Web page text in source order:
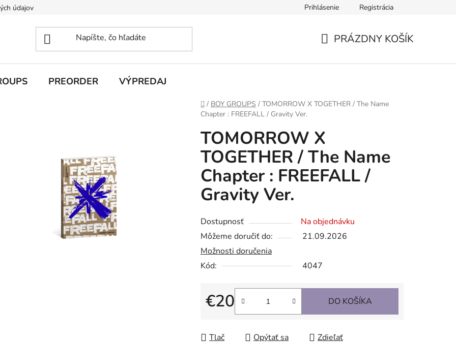
údajov Prihlásenie Registrácia
PRÁZDNY KOŠÍK
PREORDER VÝPREDAJ
Domov
/ BOY GROUPS / TOMORROW X TOGETHER / The Name
Chapter : FREEFALL / Gravity Ver.
TOMORROW X
TOGETHER / The Name
Chapter : FREEFALL /
Gravity Ver.
Dostupnosť
Na objednávku
Môžeme doručiť do:
21.09.2026
Možnosti doručenia
Kód:
4047
€20
Jednotková cena:
DO KOŠÍKA
Tlač Opýtať sa Zdieľať